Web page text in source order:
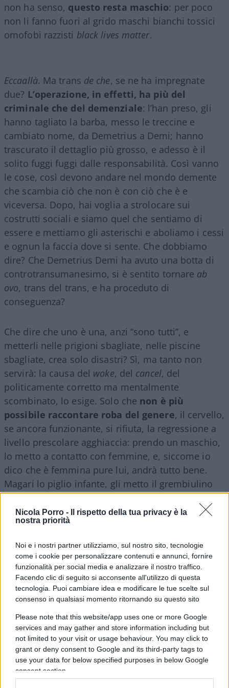
Nicola Porro -
Il rispetto della tua privacy è la
nostra priorità
Noi e i nostri partner utilizziamo, sul nostro sito, tecnologie
come i cookie per personalizzare contenuti e annunci, fornire
funzionalità per social media e analizzare il nostro traffico.
Facendo clic di seguito si acconsente all'utilizzo di questa
tecnologia. Puoi cambiare idea e modificare le tue scelte sul
consenso in qualsiasi momento ritornando su questo sito
Please note that this website/app uses one or more Google
services and may gather and store information including but
not limited to your visit or usage behaviour. You may click to
grant or deny consent to Google and its third-party tags to
use your data for below specified purposes in below Google
consent section.
non ha senso, questo resta maschio: per poco
non li fanno fuori al grido maschi bianchi tossici
omofobi razzisti black lives matter.
Eccaallà. Ma trans de che, se ne ha impregnate
due? L’operazione, in effetti, ha più del
criminale che del demenziale: l’han preso, gli
hanno tagliato la barba, messo le treccine e
cambiato nome, da Demetrius a Demi; hanno
trascurato il dettaglio più grosso, e adesso è il
solito fuggi fuggi dalle responsabilità. Così vanno
le cose, così devono andare nel mondo demente
che scambia ciò che non è con ciò che è e
viceversa. Dopo, hai voglia a strolocare sui
costrutti sociali e siamo quel che sentiamo di
essere e mettiamo gli asterischi e aboliamo i cessi
e ognun la faccia dove si sente. Che dobbiamo
dire? Che Demetrius Demi ha avuto una botta di
controtransumanesimo, si è sentito tornare ab
ovo, trans del trans, e ha proceduto di
conseguenza?
Che dire che uno è una, anzi “sono tutti”, e
metterli nelle prigioni sbagliate, nelle piscine
sbagliate, crea solo disastri? Sì, ma tanto non
servirà: la causa del woke, del cancel, del
politicamente corretto ma mentalmente
scombinato, lo esige. Solo che non è più
possibile raccontare roba del genere, il cervello,
se ancora funzionante, si rifiuta, la regressione a
livello prescolare agghiaccia: prendo un maschio,
lo metto a contatto con femmine, e, siccome io
dico che è femmina pure lui, andrà tutto bene.
Magari lo piglio infante, gli metto il grembiulino
giallo e lo smalto pure giallo, vedi che conquista
dell’umanità. Se a lungo andare va tutto male, e
qualcuno si era permesso di prevederlo, lo
dell’irrazionale, senti un po’.
La specialità del comunismo di ogni epoca e di
ogni tendenza è la follia con annesso
scaricabarile, il fottersene delle conseguenze,
l’autocritica è sempre alla sovietica:dove avete
sbagliato, compagni?O alla cinese: avete
obbedito? E adesso la pagate. Qui, le conseguenze
sono lievemente atroci. Perché delle due l’una: o